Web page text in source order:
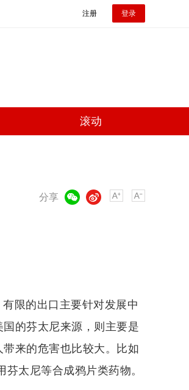
注册 登录
滚动
分享
微博
限的出口主要针对发展中
的芬太尼来源，则主要是
来的危害也比较大。比如
太尼等合成鸦片类药物。